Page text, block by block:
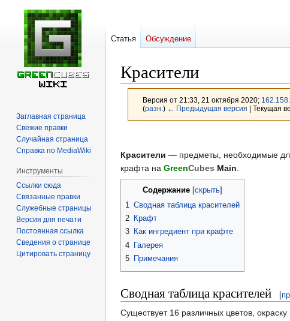
Красители
Версия от 21:33, 21 октября 2020;
(разн. ) ← Предыдущая версия | Текущая
к
навигации
к
поиску
Красители — предметы, необходимые
крафта на GreenCubes Main
Содержание
1 Сводная таблица красителей
2 Крафт
3 Как ингредиент при крафте
4 Галерея
5 Примечания
Сводная таблица красителей [
Существует 16 различных цветов,
Статья Обсуждение
Заглавная страница
Свежие правки
Случайная страница
Справка по MediaWiki
Инструменты
Ссылки сюда
Связанные правки
Служебные страницы
Версия для печати
Постоянная ссылка
Сведения о странице
Цитировать страницу